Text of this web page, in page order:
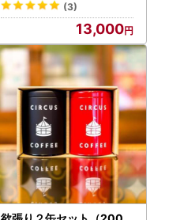
(3)
13,000